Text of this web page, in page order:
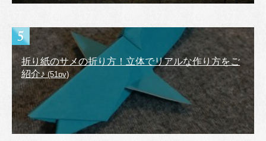
折り紙のサメの折り方！立体でリアルな作り方をご
紹介♪(51pv)